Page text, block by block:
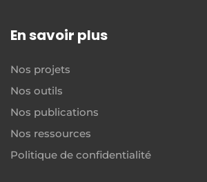
En savoir plus
Nos projets
Nos outils
Nos publications
Nos ressources
Politique de confidentialité